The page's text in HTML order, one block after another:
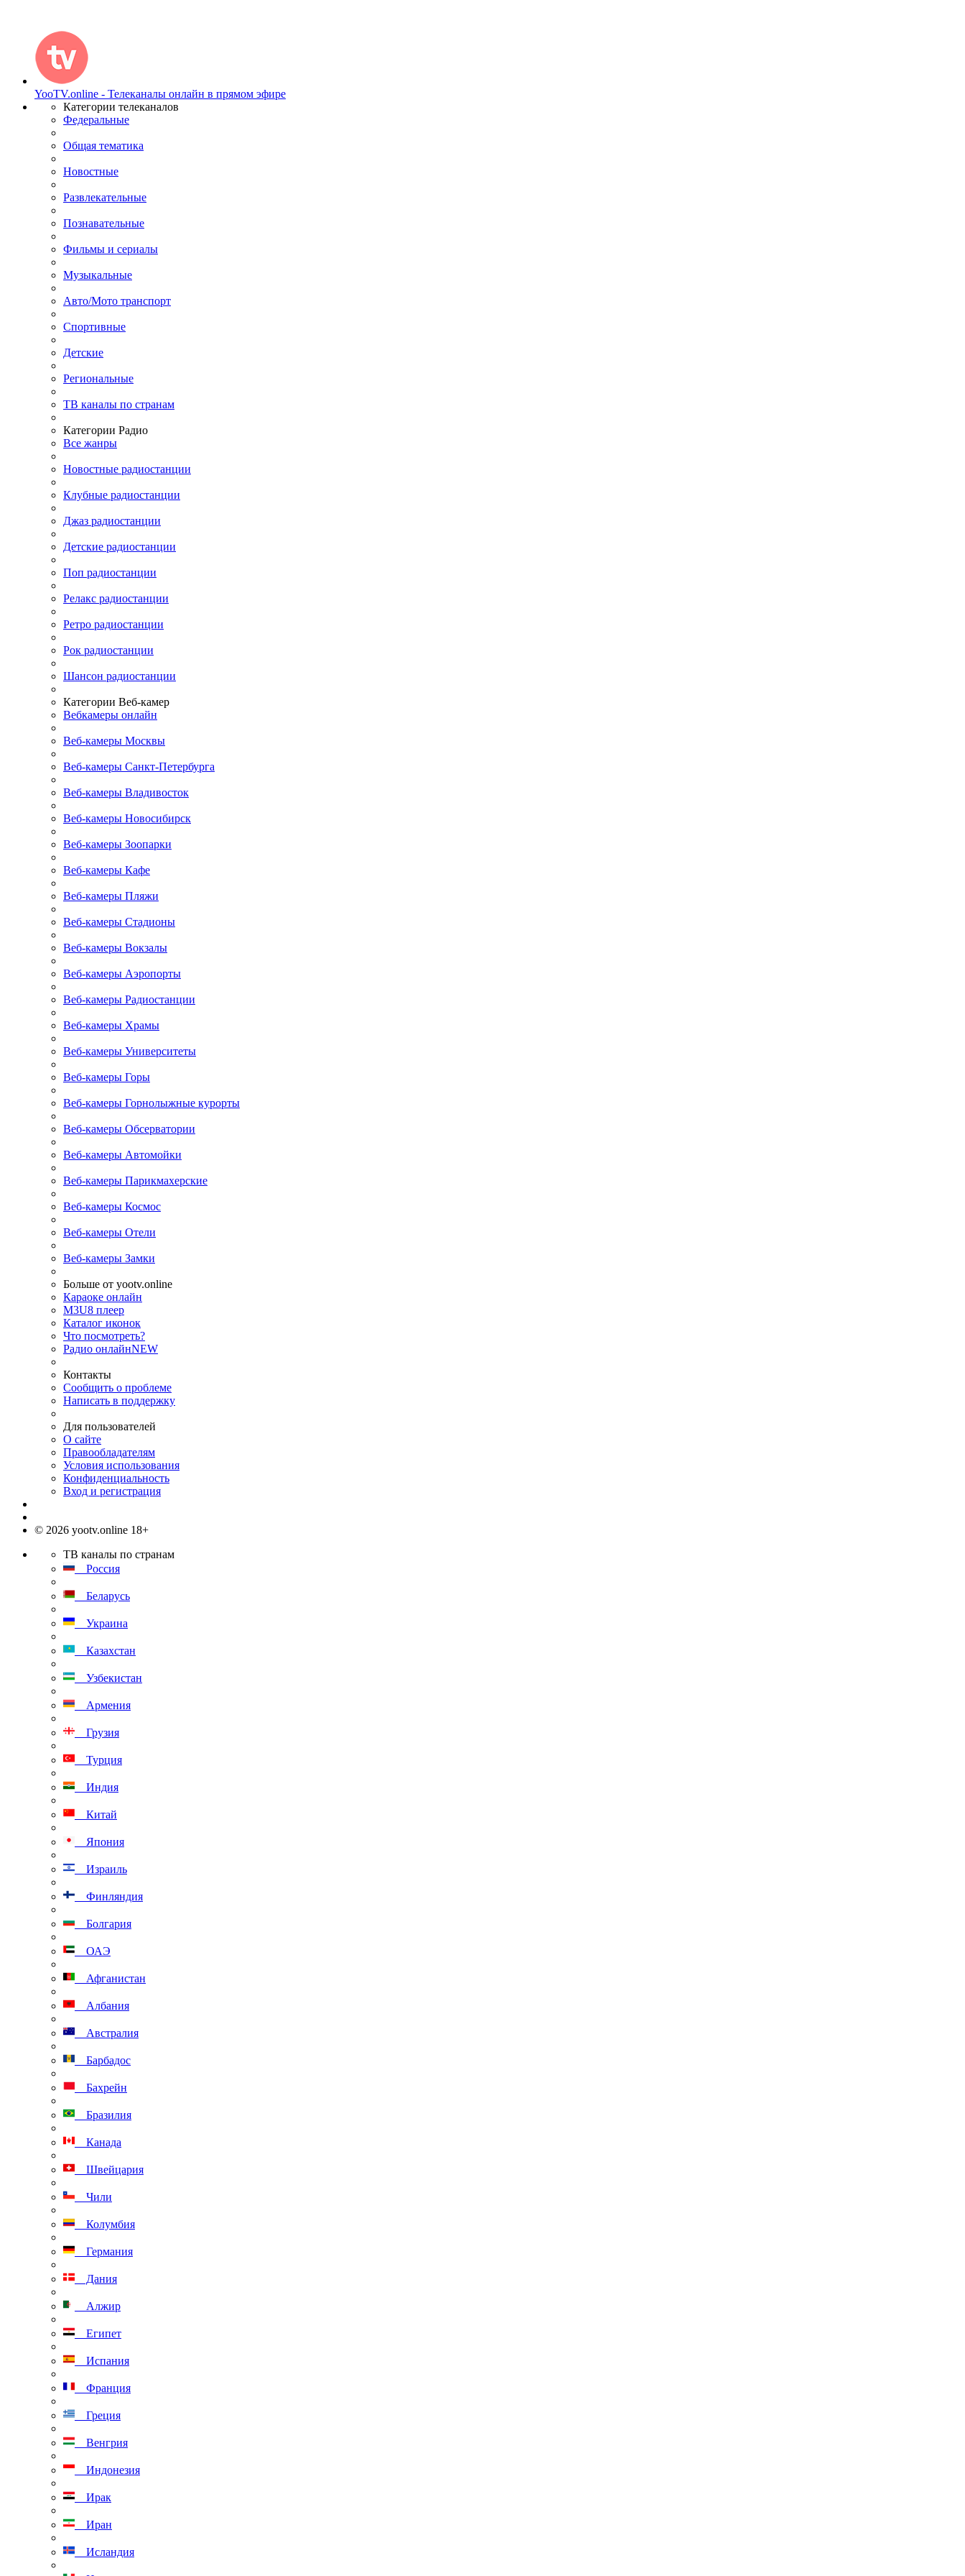
YooTV.online - Телеканалы онлайн в прямом эфире
Категории телеканалов
Федеральные
Общая тематика
Новостные
Развлекательные
Познавательные
Фильмы и сериалы
Музыкальные
Авто/Мото транспорт
Спортивные
Детские
Региональные
ТВ каналы по странам
Категории Радио
Все жанры
Новостные радиостанции
Клубные радиостанции
Джаз радиостанции
Детские радиостанции
Поп радиостанции
Релакс радиостанции
Ретро радиостанции
Рок радиостанции
Шансон радиостанции
Категории Веб-камер
Вебкамеры онлайн
Веб-камеры Москвы
Веб-камеры Санкт-Петербурга
Веб-камеры Владивосток
Веб-камеры Новосибирск
Веб-камеры Зоопарки
Веб-камеры Кафе
Веб-камеры Пляжи
Веб-камеры Стадионы
Веб-камеры Вокзалы
Веб-камеры Аэропорты
Веб-камеры Радиостанции
Веб-камеры Храмы
Веб-камеры Университеты
Веб-камеры Горы
Веб-камеры Горнолыжные курорты
Веб-камеры Обсерватории
Веб-камеры Автомойки
Веб-камеры Парикмахерские
Веб-камеры Космос
Веб-камеры Отели
Веб-камеры Замки
Больше от yootv.online
Караоке онлайн
M3U8 плеер
Каталог иконок
Что посмотреть?
Радио онлайнNEW
Контакты
Сообщить о проблеме
Написать в поддержку
Для пользователей
О сайте
Правообладателям
Условия использования
Конфиденциальность
Вход и регистрация
© 2026 yootv.online 18+
ТВ каналы по странам
Россия
Беларусь
Украина
Казахстан
Узбекистан
Армения
Грузия
Турция
Индия
Китай
Япония
Израиль
Финляндия
Болгария
ОАЭ
Афганистан
Албания
Австралия
Барбадос
Бахрейн
Бразилия
Канада
Швейцария
Чили
Колумбия
Германия
Дания
Алжир
Египет
Испания
Франция
Греция
Венгрия
Индонезия
Ирак
Иран
Исландия